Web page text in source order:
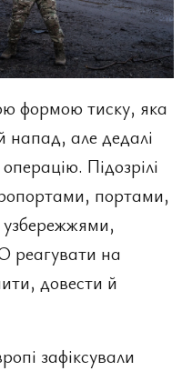
формою тиску, яка
напад, але дедалі
Підозрілі
портами,
узбережжями,
на
довести й
зафіксували